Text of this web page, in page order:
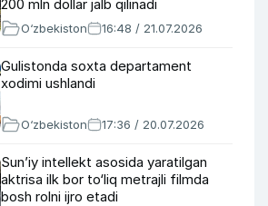
200 mln dollar jalb qilinadi
O‘zbekiston 16:48 / 21.07.2026
Gulistonda soxta departament
xodimi ushlandi
O‘zbekiston 17:36 / 20.07.2026
Sun’iy intellekt asosida yaratilgan
aktrisa ilk bor to‘liq metrajli filmda
bosh rolni ijro etadi